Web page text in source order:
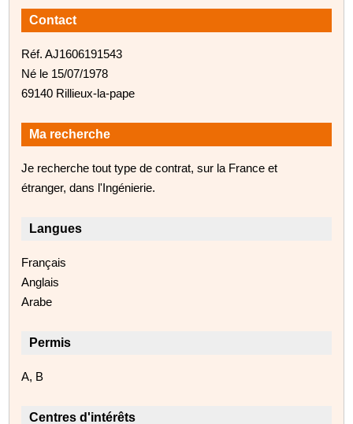
Contact
Réf. AJ1606191543
Né le 15/07/1978
69140 Rillieux-la-pape
Ma recherche
Je recherche tout type de contrat, sur la France et
étranger, dans l'Ingénierie.
Langues
Français
Anglais
Arabe
Permis
A, B
Centres d'intérêts